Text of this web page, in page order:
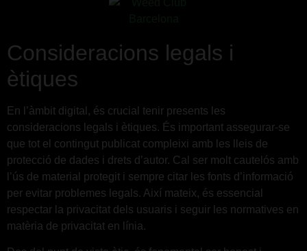
Consideracions legals i
ètiques
En l’àmbit digital, és crucial tenir presents les
consideracions legals i ètiques. És important assegurar-se
que tot el contingut publicat compleixi amb les lleis de
protecció de dades i drets d’autor. Cal ser molt cautelós amb
l’ús de material protegit i sempre citar les fonts d’informació
per evitar problemes legals. Així mateix, és essencial
respectar la privacitat dels usuaris i seguir les normatives en
matèria de privacitat en línia.